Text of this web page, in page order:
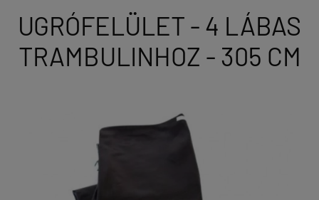
UGRÓFELÜLET - 4 LÁBAS
TRAMBULINHOZ - 305 CM